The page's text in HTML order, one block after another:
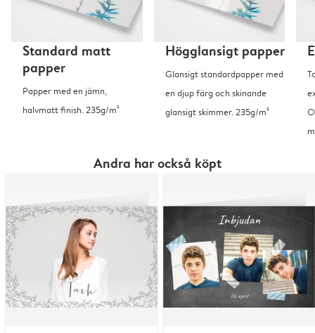
Standard matt
papper
Papper med en jämn,
halvmatt finish. 235g/m²
Högglansigt papper
Glansigt standardpapper med
en djup färg och skinande
glansigt skimmer. 235g/m²
Andra har också köpt